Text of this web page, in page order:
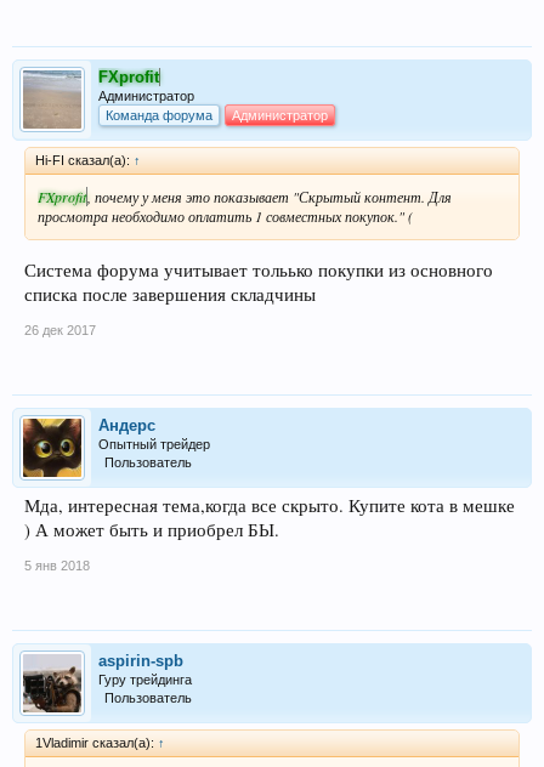
FXprofit
Администратор
Команда форума
Администратор
Hi-FI сказал(а): ↑
FXprofit , почему у меня это показывает "Скрытый контент. Для
просмотра необходимо оплатить 1 совместных покупок." (
Система форума учитывает тольько покупки из основного
списка после завершения складчины
26 дек 2017
Андерс
Опытный трейдер
Пользователь
Мда, интересная тема,когда все скрыто. Купите кота в мешке
) А может быть и приобрел БЫ.
5 янв 2018
aspirin-spb
Гуру трейдинга
Пользователь
1Vladimir сказал(а): ↑